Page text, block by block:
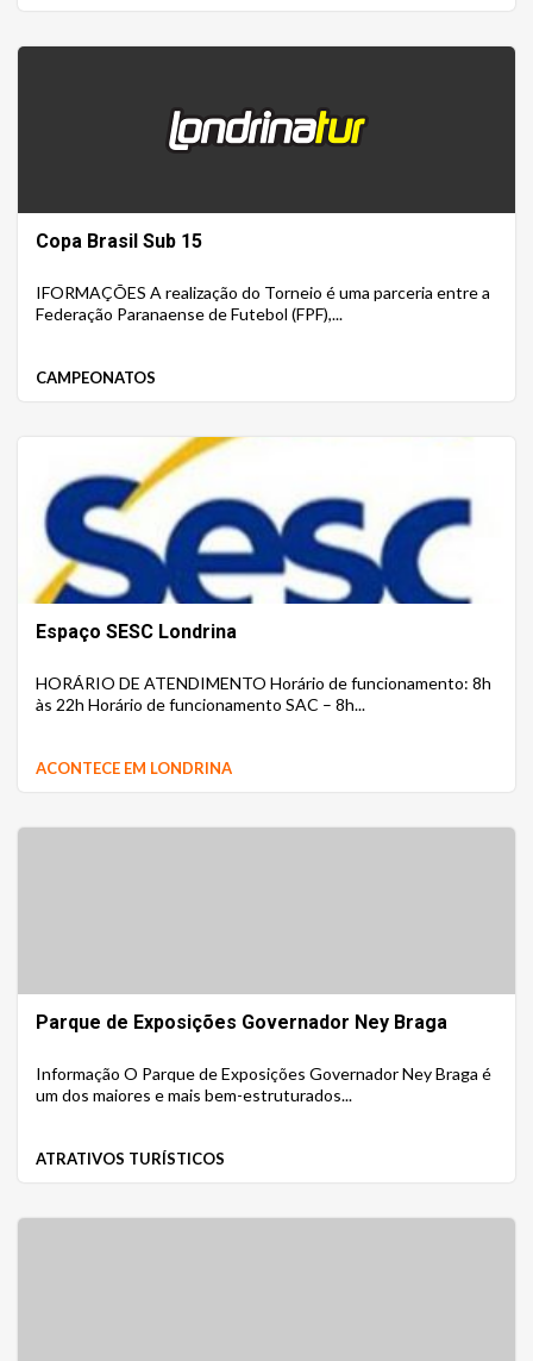
Copa Brasil Sub 15
IFORMAÇÕES A realização do Torneio é uma parceria entre a
Federação Paranaense de Futebol (FPF),...
CAMPEONATOS
Espaço SESC Londrina
HORÁRIO DE ATENDIMENTO Horário de funcionamento: 8h
às 22h Horário de funcionamento SAC – 8h...
ACONTECE EM LONDRINA
Parque de Exposições Governador Ney Braga
Informação O Parque de Exposições Governador Ney Braga é
um dos maiores e mais bem-estruturados...
ATRATIVOS TURÍSTICOS